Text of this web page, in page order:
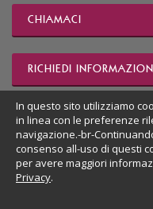
CHIAMACI
RICHIEDI INFORMAZIONI
MOSTRA POSIZIONE
VAI AL SITO DESKTOP
In questo sito utilizziamo
in linea con le preferenze
navigazione.-br-
consenso all-uso di questi
per avere maggiori
Privacy.